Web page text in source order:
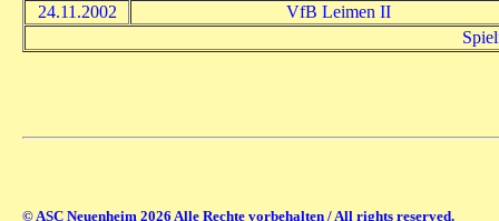
24.11.2002
VfB Leimen II
© ASC Neuenheim 2026 Alle Rechte vorbehalten / All rights reserved.